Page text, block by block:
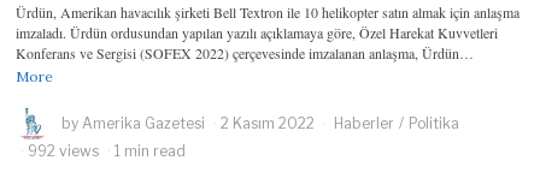
Ürdün, Amerikan havacılık şirketi Bell Textron ile 10 helikopter satın almak için anlaşma
imzaladı. Ürdün ordusundan yapılan yazılı açıklamaya göre, Özel Harekat Kuvvetleri
Konferans ve Sergisi (SOFEX 2022) çerçevesinde imzalanan anlaşma, Ürdün…
More
byAmerika Gazetesi 2 Kasım 2022 Haberler / Politika
992 views
1 min read